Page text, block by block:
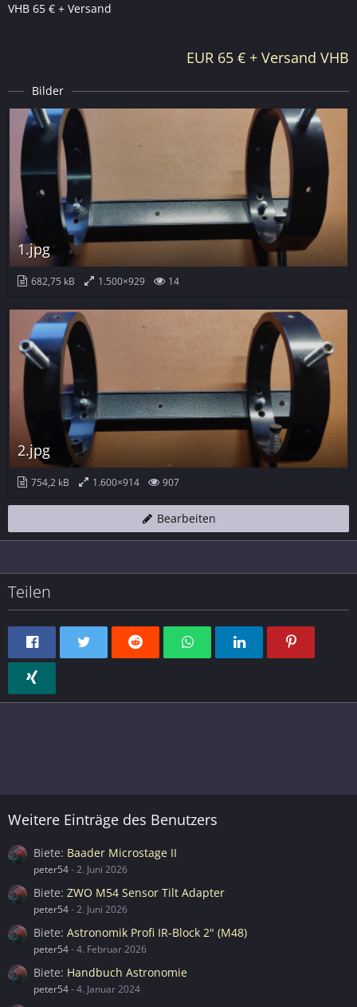
VHB 65 € + Versand
EUR 65 € + Versand VHB
Bilder
1.jpg
682,75 kB 1.500×929 14
2.jpg
754,2 kB 1.600×914 907
Bearbeiten
Teilen
Weitere Einträge des Benutzers
Biete Baader Microstage II
peter54-2. Juni 2026
Biete ZWO M54 Sensor Tilt Adapter
peter54-2. Juni 2026
Biete Astronomik Profi IR-Block 2" (M48)
peter54-4. Februar 2026
Biete Handbuch Astronomie
peter54-4. Januar 2024